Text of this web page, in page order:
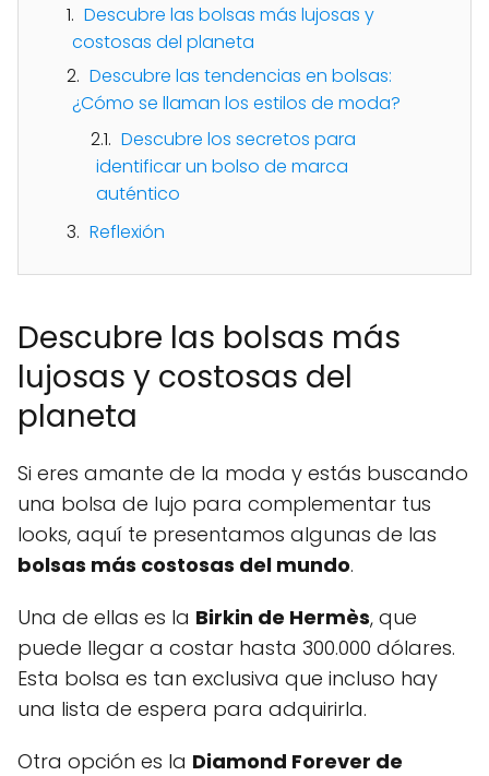
Descubre las bolsas más lujosas y
costosas del planeta
Descubre las tendencias en bolsas:
¿Cómo se llaman los estilos de moda?
Descubre los secretos para
identificar un bolso de marca
auténtico
Reflexión
Descubre las bolsas más
lujosas y costosas del
planeta
Si eres amante de la moda y estás buscando
una bolsa de lujo para complementar tus
looks, aquí te presentamos algunas de las
bolsas más costosas del mundo.
Una de ellas es la Birkin de Hermès, que
puede llegar a costar hasta 300.000 dólares.
Esta bolsa es tan exclusiva que incluso hay
una lista de espera para adquirirla.
Otra opción es la Diamond Forever de